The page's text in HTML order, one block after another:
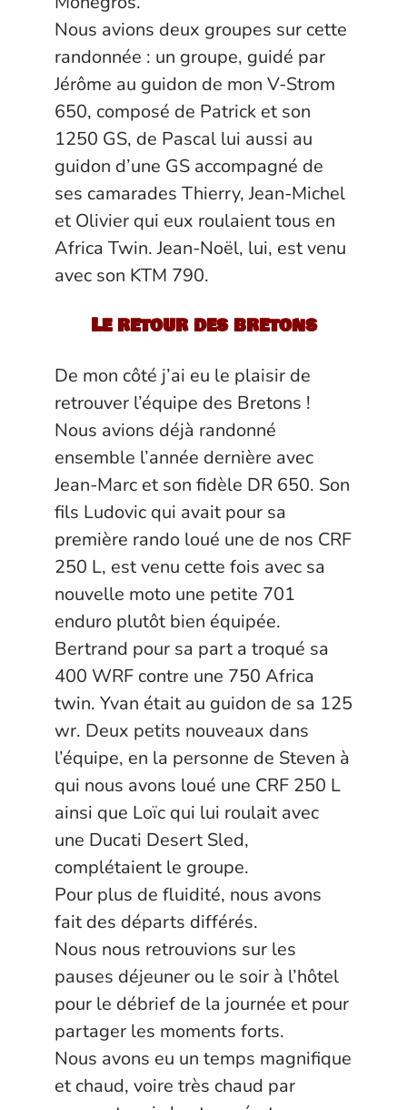
Nous avions deux groupes sur cette
randonnée : un groupe, guidé par
Jérôme au guidon de mon V-Strom
650, composé de Patrick et son
1250 GS, de Pascal lui aussi au
guidon d’une GS accompagné de
ses camarades Thierry, Jean-Michel
et Olivier qui eux roulaient tous en
Africa Twin. Jean-Noël, lui, est venu
avec son KTM 790.
Le retour des bretons
De mon côté j’ai eu le plaisir de
retrouver l’équipe des Bretons !
Nous avions déjà randonné
ensemble l’année dernière avec
Jean-Marc et son fidèle DR 650. Son
fils Ludovic qui avait pour sa
première rando loué une de nos CRF
250 L, est venu cette fois avec sa
nouvelle moto une petite 701
enduro plutôt bien équipée.
Bertrand pour sa part a troqué sa
400 WRF contre une 750 Africa
twin. Yvan était au guidon de sa 125
wr. Deux petits nouveaux dans
l’équipe, en la personne de Steven à
qui nous avons loué une CRF 250 L
ainsi que Loïc qui lui roulait avec
une Ducati Desert Sled,
complétaient le groupe.
Pour plus de fluidité, nous avons
fait des départs différés.
Nous nous retrouvions sur les
pauses déjeuner ou le soir à l’hôtel
pour le débrief de la journée et pour
partager les moments forts.
Nous avons eu un temps magnifique
et chaud, voire très chaud par